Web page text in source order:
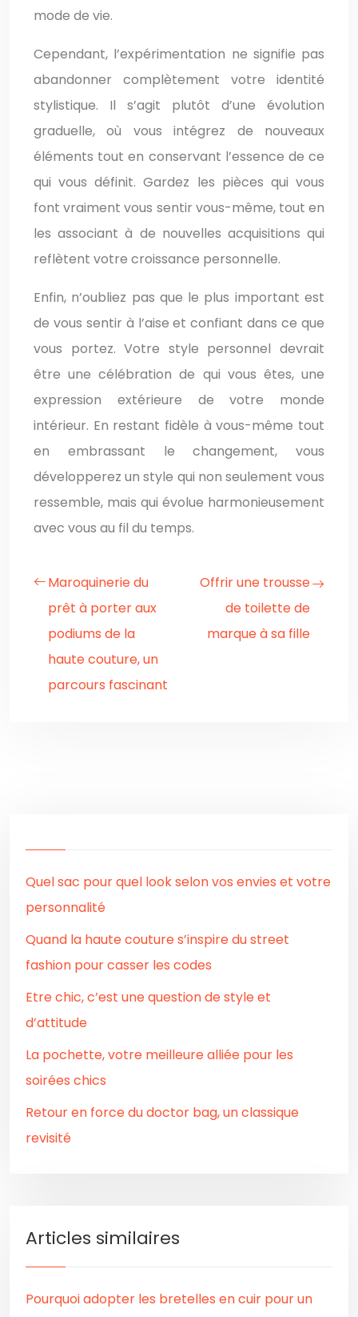
mode de vie.
Cependant, l’expérimentation ne signifie pas
abandonner complètement votre identité
stylistique. Il s’agit plutôt d’une évolution
graduelle, où vous intégrez de nouveaux
éléments tout en conservant l’essence de ce
qui vous définit. Gardez les pièces qui vous
font vraiment vous sentir vous-même, tout en
les associant à de nouvelles acquisitions qui
reflètent votre croissance personnelle.
Enfin, n’oubliez pas que le plus important est
de vous sentir à l’aise et confiant dans ce que
vous portez. Votre style personnel devrait
être une célébration de qui vous êtes, une
expression extérieure de votre monde
intérieur. En restant fidèle à vous-même tout
en embrassant le changement, vous
développerez un style qui non seulement vous
ressemble, mais qui évolue harmonieusement
avec vous au fil du temps.
Maroquinerie du
prêt à porter aux
podiums de la
haute couture, un
parcours fascinant
Offrir une trousse
de toilette de
marque à sa fille
Quel sac pour quel look selon vos envies et votre
personnalité
Quand la haute couture s’inspire du street
fashion pour casser les codes
Etre chic, c’est une question de style et
d’attitude
La pochette, votre meilleure alliée pour les
soirées chics
Retour en force du doctor bag, un classique
revisité
Articles similaires
Pourquoi adopter les bretelles en cuir pour un